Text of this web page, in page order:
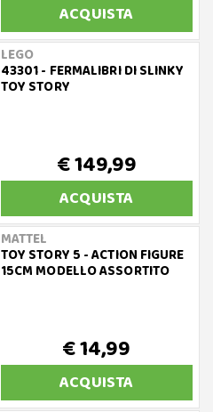
ACQUISTA
LEGO
43301 - FERMALIBRI DI SLINKY
TOY STORY
€ 149,99
ACQUISTA
MATTEL
TOY STORY 5 - ACTION FIGURE
15CM MODELLO ASSORTITO
€ 14,99
ACQUISTA